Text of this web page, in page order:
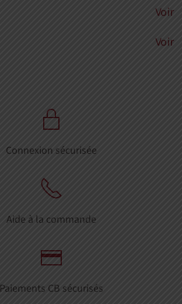
Voir
Voir
Connexion sécurisée
Aide à la commande
Paiements CB sécurisés